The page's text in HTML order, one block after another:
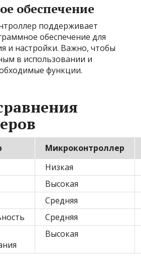
обеспечение
поддерживает
обеспечение для
и настройки. Важно, чтобы
в использовании и
функции.
Микроконтроллер
Низкая
Высокая
Средняя
Средняя
Высокая